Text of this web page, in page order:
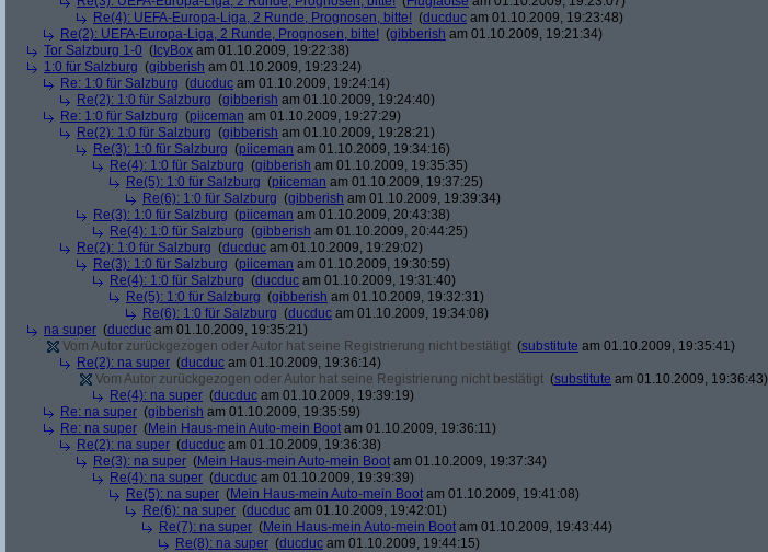
Re(4): UEFA-Europa-Liga, 2 Runde, Prognosen, bitte! (ducduc am 01.10.2009, 19:23:48)
Re(2): UEFA-Europa-Liga, 2 Runde, Prognosen, bitte! (gibberish am 01.10.2009, 19:21:34)
Tor Salzburg 1-0 ( IcyBox am 01.10.2009, 19:22:38)
1:0 für Salzburg (gibberish am 01.10.2009, 19:23:24)
Re: 1:0 für Salzburg (ducduc am 01.10.2009, 19:24:14)
Re(2): 1:0 für Salzburg (gibberish am 01.10.2009, 19:24:40)
Re: 1:0 für Salzburg (piiceman am 01.10.2009, 19:27:29)
Re(2): 1:0 für Salzburg (gibberish am 01.10.2009, 19:28:21)
Re(3): 1:0 für Salzburg (piiceman am 01.10.2009, 19:34:16)
Re(4): 1:0 für Salzburg (gibberish am 01.10.2009, 19:35:35)
Re(5): 1:0 für Salzburg (piiceman am 01.10.2009, 19:37:25)
Re(6): 1:0 für Salzburg (gibberish am 01.10.2009, 19:39:34)
Re(3): 1:0 für Salzburg (piiceman am 01.10.2009, 20:43:38)
Re(4): 1:0 für Salzburg (gibberish am 01.10.2009, 20:44:25)
Re(2): 1:0 für Salzburg (ducduc am 01.10.2009, 19:29:02)
Re(3): 1:0 für Salzburg (piiceman am 01.10.2009, 19:30:59)
Re(4): 1:0 für Salzburg (ducduc am 01.10.2009, 19:31:40)
Re(5): 1:0 für Salzburg (gibberish am 01.10.2009, 19:32:31)
Re(6): 1:0 für Salzburg (ducduc am 01.10.2009, 19:34:08)
na super (ducduc am 01.10.2009, 19:35:21)
Vom Autor zurückgezogen oder Autor hat seine Registrierung nicht bestätigt (substitute am 01.10.2009, 19:35:41)
Re(2): na super (ducduc am 01.10.2009, 19:36:14)
Vom Autor zurückgezogen oder Autor hat seine Registrierung nicht bestätigt (substitute am 01.10.2009, 19:36:43)
Re(4): na super (ducduc am 01.10.2009, 19:39:19)
Re: na super (gibberish am 01.10.2009, 19:35:59)
Re: na super (Mein Haus-mein Auto-mein Boot am 01.10.2009, 19:36:11)
Re(2): na super (ducduc am 01.10.2009, 19:36:38)
Re(3): na super (Mein Haus-mein Auto-mein Boot am 01.10.2009, 19:37:34)
Re(4): na super (ducduc am 01.10.2009, 19:39:39)
Re(5): na super (Mein Haus-mein Auto-mein Boot am 01.10.2009, 19:41:08)
Re(6): na super (ducduc am 01.10.2009, 19:42:01)
Re(7): na super (Mein Haus-mein Auto-mein Boot am 01.10.2009, 19:43:44)
Re(8): na super (ducduc am 01.10.2009, 19:44:15)